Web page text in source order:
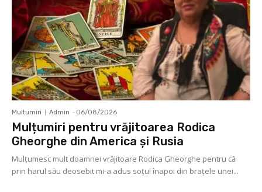
Multumiri Admin - 06/08/2026
Mulțumiri pentru vrăjitoarea Rodica
Gheorghe din America și Rusia
Mulţumesc mult doamnei vrăjitoare Rodica Gheorghe pentru că
prin harul său deosebit mi-a adus soţul înapoi din braţele unei...